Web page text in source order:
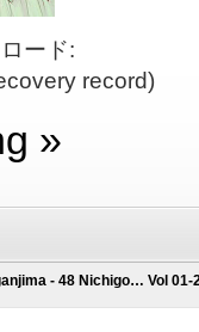
ード:
record)
»
- 48 Nichigo… Vol 01-